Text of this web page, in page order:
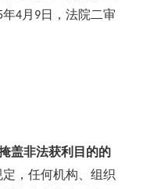
年4月 9日，法院二审
盖非法获利目的的
，任何机构、组织